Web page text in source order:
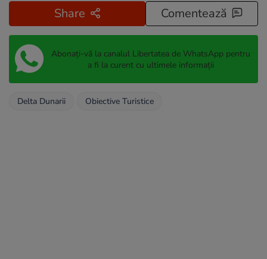
Share Comentează
Abonați-vă la canalul Libertatea de WhatsApp pentru
a fi la curent cu ultimele informații
Delta Dunarii Obiective Turistice